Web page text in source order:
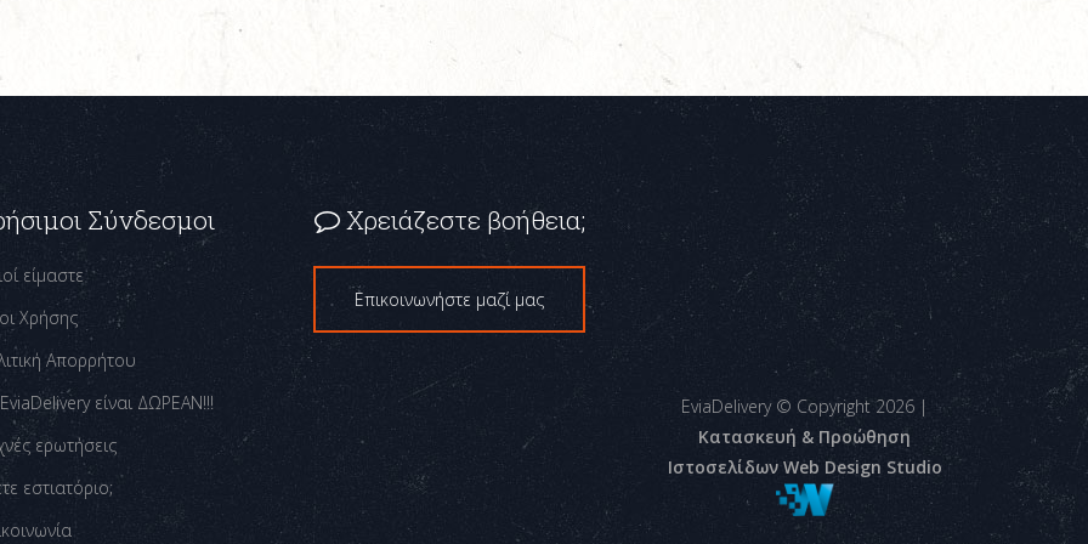
Σύνδεσμοι
είμαστε
Χρήσης
Απορρήτου
είναι ΔΩΡΕΑΝ!!!
ερωτήσεις
εστιατόριο;
Χρειάζεστε βοήθεια;
Επικοινωνήστε μαζί μας
EviaDelivery © Copyright2026 |
Κατασκευή & Προώθηση
Ιστοσελίδων Web Design Studio